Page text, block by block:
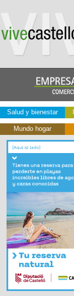
Salud y bienestar
Mundo hogar